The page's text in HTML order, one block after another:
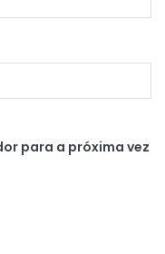
para a próxima vez